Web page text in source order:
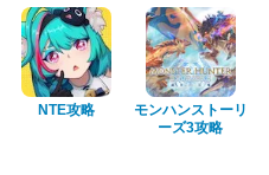
NTE攻略
モンハンストーリ
ーズ3攻略